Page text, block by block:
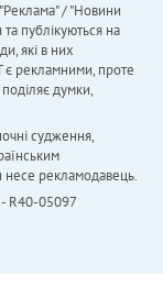
/ "Новини
публікуються на
які в них
рекламними, проте
поділяє думки,
судження,
несе рекламодавець.
- R40-05097